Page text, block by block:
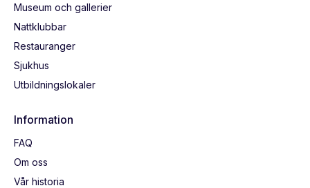
Museum och gallerier
Nattklubbar
Restauranger
Sjukhus
Utbildningslokaler
Information
FAQ
Om oss
Vår historia